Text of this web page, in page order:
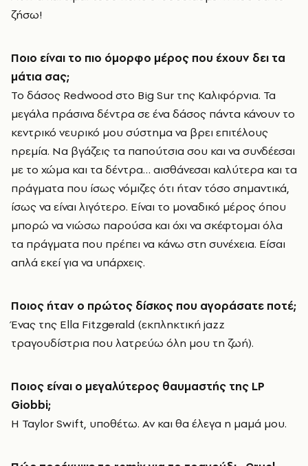
ζήσω!
Ποιο είναι το πιο όμορφο μέρος που έχουν δει τα
μάτια σας;
Το δάσος Redwood στο Big Sur της Καλιφόρνια. Τα
μεγάλα πράσινα δέντρα σε ένα δάσος πάντα κάνουν το
κεντρικό νευρικό μου σύστημα να βρει επιτέλους
ηρεμία. Να βγάζεις τα παπούτσια σου και να συνδέεσαι
με το χώμα και τα δέντρα… αισθάνεσαι καλύτερα και τα
πράγματα που ίσως νόμιζες ότι ήταν τόσο σημαντικά,
ίσως να είναι λιγότερο. Είναι το μοναδικό μέρος όπου
μπορώ να νιώσω παρούσα και όχι να σκέφτομαι όλα
τα πράγματα που πρέπει να κάνω στη συνέχεια. Είσαι
απλά εκεί για να υπάρχεις.
Ποιος ήταν ο πρώτος δίσκος που αγοράσατε ποτέ;
Ένας της Ella Fitzgerald (εκπληκτική jazz
τραγουδίστρια που λατρεύω όλη μου τη ζωή).
Ποιος είναι ο μεγαλύτερος θαυμαστής της LP
Giobbi;
Η Taylor Swift, υποθέτω. Αν και θα έλεγα η μαμά μου.